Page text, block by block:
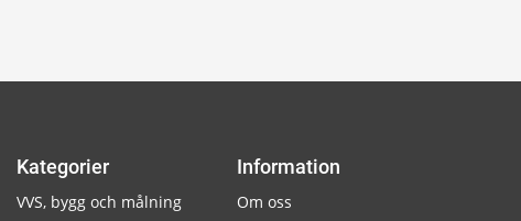
Kategorier
VVS, bygg och målning
Information
Om oss